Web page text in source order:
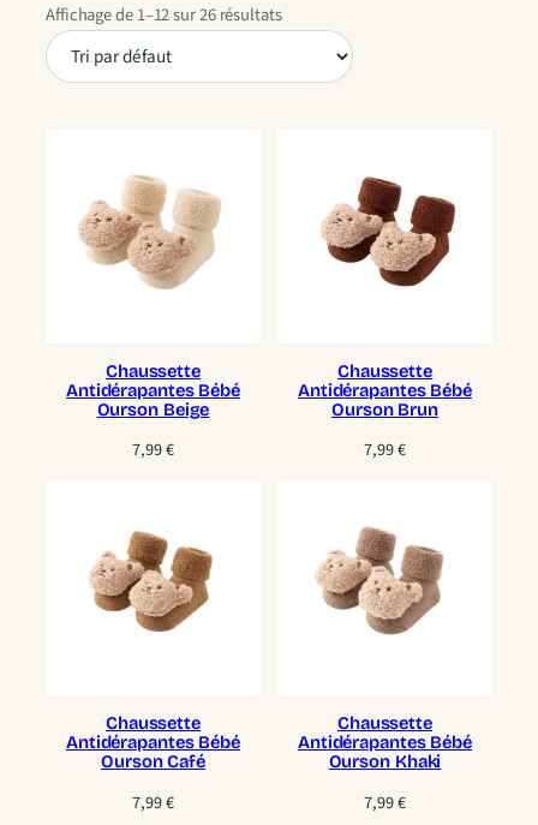
Affichage de 1–12 sur 26 résultats
Chaussette
Antidérapantes Bébé
Ourson Beige
7,99€
Chaussette
Antidérapantes Bébé
Ourson Brun
7,99€
Chaussette
Antidérapantes Bébé
Ourson Café
7,99€
Chaussette
Antidérapantes Bébé
Ourson Khaki
7,99€